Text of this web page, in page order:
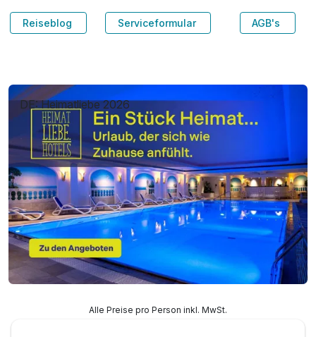
Reiseblog Serviceformular AGB's
DE: Heimatliebe 2026
Alle Preise pro Person inkl. MwSt.